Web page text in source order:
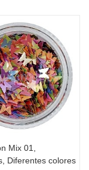
Mix 01,
Diferentes colores